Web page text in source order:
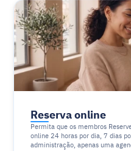
Reserva online
Permita que os membros
online 24 horas por dia, 7 dias
administração, apenas uma